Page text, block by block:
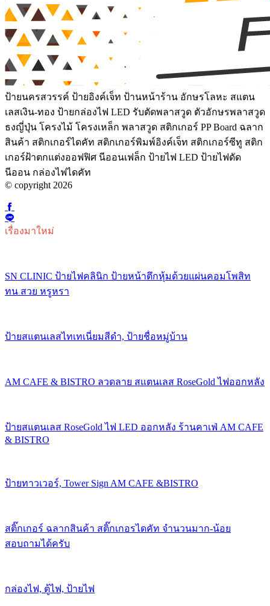
ป้ายนครสวรรค์ ป้ายอิงค์เจ็ท ป้านหน้าร้าน อักษรโลหะ สแตน
เลสเงิน-ทอง ป้ายกล่องไฟ LED รับตัดพลาสวูด ตัวอักษรพลาสวูด
ธงญี่ปุ่น โครงไม้ โครงเหล็ก พลาสวูด สติกเกอร์ PP Board ฉลาก
สินค้า สติกเกอร์ไดคัท สติกเกอร์พิมพ์อิงค์เจ็ท สติกเกอร์ซีทู สติก
เกอร์ฝ้าตกแต่งออฟฟิศ นีออนเฟล็ก ป้ายไฟ LED ป้ายไฟดัด
นีออน กล่องไฟไดคัท
© copyright 2026
เรื่องมาใหม่
SN CLINIC ป้ายไฟคลินิก ป้ายหน้าตึกหุ้มด้วยแผ่นคอมโพสิท
ทน สวย หรูหรา
ป้ายสแตนเลสไทเทเนี่ยมสีดำ, ป้ายชื่อหมู่บ้าน
AM CAFE & BISTRO ลวดลาย สแตนเลส RoseGold ไฟออกหลัง
ป้ายสแตนเลส RoseGold ไฟ LED ออกหลัง ร้านคาเฟ่ AM CAFE
& BISTRO
ป้ายทาวเวอร์, Tower Sign AM CAFE &BISTRO
สติ๊กเกอร์ ฉลากสินค้า สติ๊กเกอรไดคัท จำนวนมาก-น้อย
สอบถามได้ครับ
กล่องไฟ, ตู้ไฟ, ป้ายไฟ